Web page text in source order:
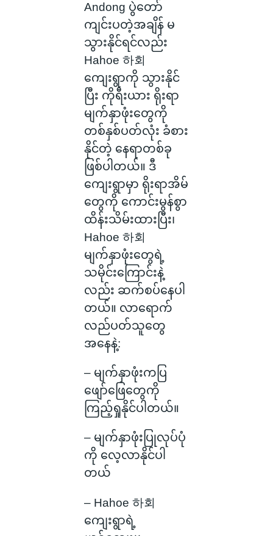
Andong ပွဲတော်
ကျင်းပတဲ့အချိန် မ
သွားနိုင်ရင်လည်း
Hahoe 하회
ကျေးရွာကို သွားနိုင်
ပြီး ကိုရီးယား ရိုးရာ
မျက်နှာဖုံးတွေကို
တစ်နှစ်ပတ်လုံး ခံစား
နိုင်တဲ့ နေရာတစ်ခု
ဖြစ်ပါတယ်။ ဒီ
ကျေးရွာမှာ ရိုးရာအိမ်
တွေကို ကောင်းမွန်စွာ
ထိန်းသိမ်းထားပြီး၊
Hahoe 하회
မျက်နှာဖုံးတွေရဲ့
သမိုင်းကြောင်းနဲ့
လည်း ဆက်စပ်နေပါ
တယ်။ လာရောက်
လည်ပတ်သူတွေ
အနေနဲ့:
– မျက်နှာဖုံးကပြ
ဖျော်ဖြေတွေကို
ကြည့်ရှုနိုင်ပါတယ်။
– မျက်နှာဖုံးပြုလုပ်ပုံ
ကို လေ့လာနိုင်ပါ
တယ်
– Hahoe 하회
ကျေးရွာရဲ့